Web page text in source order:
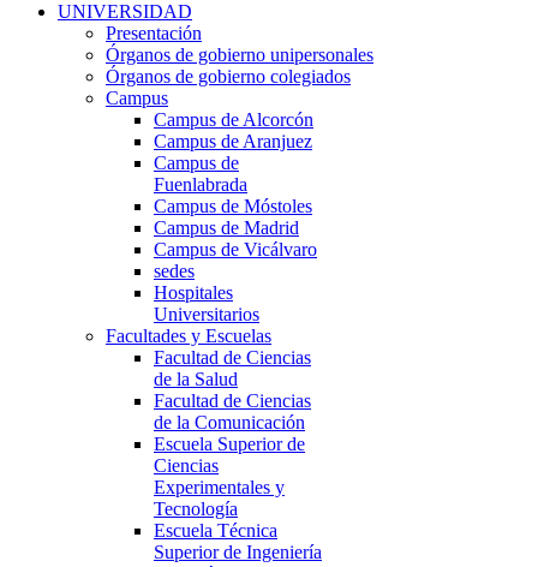
UNIVERSIDAD
Presentación
Órganos de gobierno unipersonales
Órganos de gobierno colegiados
Campus
Campus de Alcorcón
Campus de Aranjuez
Campus de
Fuenlabrada
Campus de Móstoles
Campus de Madrid
Campus de Vicálvaro
sedes
Hospitales
Universitarios
Facultades y Escuelas
Facultad de Ciencias
de la Salud
Facultad de Ciencias
de la Comunicación
Escuela Superior de
Ciencias
Experimentales y
Tecnología
Escuela Técnica
Superior de Ingeniería